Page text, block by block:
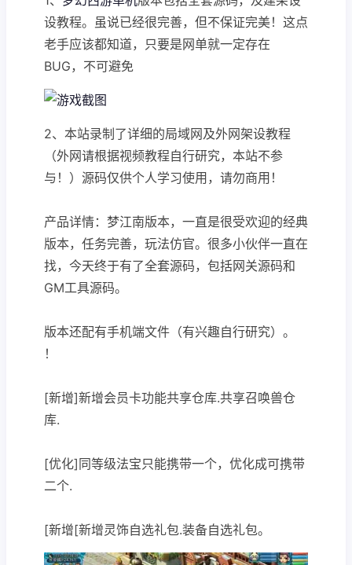
设教程。虽说已经很完善，但不保证完美！这点
老手应该都知道，只要是网单就一定存在
BUG，不可避免
2、本站录制了详细的局域网及外网架设教程
（外网请根据视频教程自行研究，本站不参
与！）源码仅供个人学习使用，请勿商用！
产品详情：梦江南版本，一直是很受欢迎的经典
版本，任务完善，玩法仿官。很多小伙伴一直在
找，今天终于有了全套源码，包括网关源码和
GM工具源码。
版本还配有手机端文件（有兴趣自行研究）。
！
[新增]新增会员卡功能共享仓库.共享召唤兽仓
库.
[优化]同等级法宝只能携带一个，优化成可携带
二个.
[新增[新增灵饰自选礼包.装备自选礼包。